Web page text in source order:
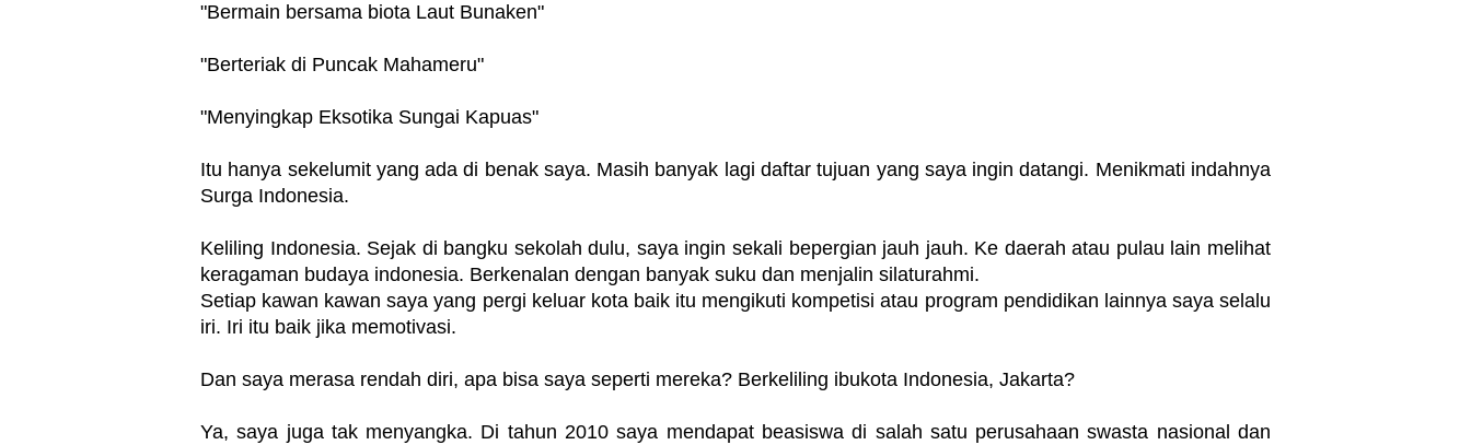
"Bermain bersama biota Laut Bunaken"
"Berteriak di Puncak Mahameru"
"Menyingkap Eksotika Sungai Kapuas"
Itu hanya sekelumit yang ada di benak saya. Masih banyak lagi daftar tujuan yang saya ingin datangi. Menikmati indahnya
Surga Indonesia.
Keliling Indonesia. Sejak di bangku sekolah dulu, saya ingin sekali bepergian jauh jauh. Ke daerah atau pulau lain melihat
keragaman budaya indonesia. Berkenalan dengan banyak suku dan menjalin silaturahmi.
Setiap kawan kawan saya yang pergi keluar kota baik itu mengikuti kompetisi atau program pendidikan lainnya saya selalu
iri. Iri itu baik jika memotivasi.
Dan saya merasa rendah diri, apa bisa saya seperti mereka? Berkeliling ibukota Indonesia, Jakarta?
Ya, saya juga tak menyangka. Di tahun 2010 saya mendapat beasiswa di salah satu perusahaan swasta nasional dan